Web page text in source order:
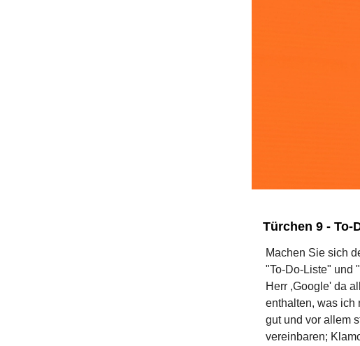
Türchen 9 - To-
Machen Sie sich
"To-Do-Liste" und
Herr ,Google' da
enthalten, was ich
gut und vor allem
vereinbaren;